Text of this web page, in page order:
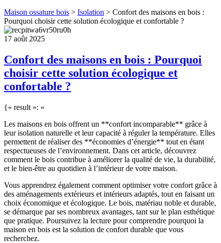
Maison ossature bois > Isolation > Confort des maisons en bois :
Pourquoi choisir cette solution écologique et confortable ?
17 août 2025
Confort des maisons en bois : Pourquoi
choisir cette solution écologique et
confortable ?
{« result »: «
Les maisons en bois offrent un **confort incomparable** grâce à
leur isolation naturelle et leur capacité à réguler la température. Elles
permettent de réaliser des **économies d’énergie** tout en étant
respectueuses de l’environnement. Dans cet article, découvrez
comment le bois contribue à améliorer la qualité de vie, la durabilité,
et le bien-être au quotidien à l’intérieur de votre maison.
Vous apprendrez également comment optimiser votre confort grâce à
des aménagements extérieurs et intérieurs adaptés, tout en faisant un
choix économique et écologique. Le bois, matériau noble et durable,
se démarque par ses nombreux avantages, tant sur le plan esthétique
que pratique. Poursuivez la lecture pour comprendre pourquoi la
maison en bois est la solution de confort durable que vous
recherchez.